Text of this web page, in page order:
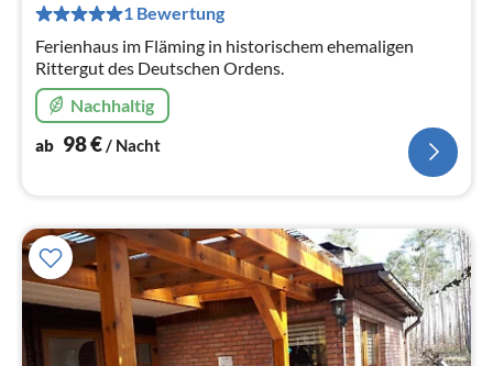
1 Bewertung
Ferienhaus im Fläming in historischem ehemaligen
Rittergut des Deutschen Ordens.
Nachhaltig
ab 98€/ Nacht